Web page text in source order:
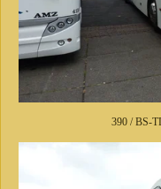
390 / BS-